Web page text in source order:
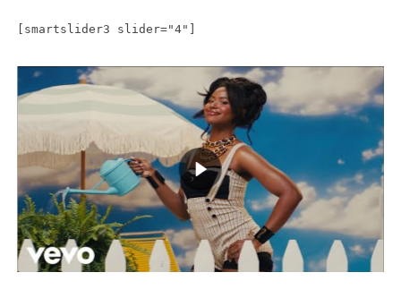
[smartslider3 slider="4"]